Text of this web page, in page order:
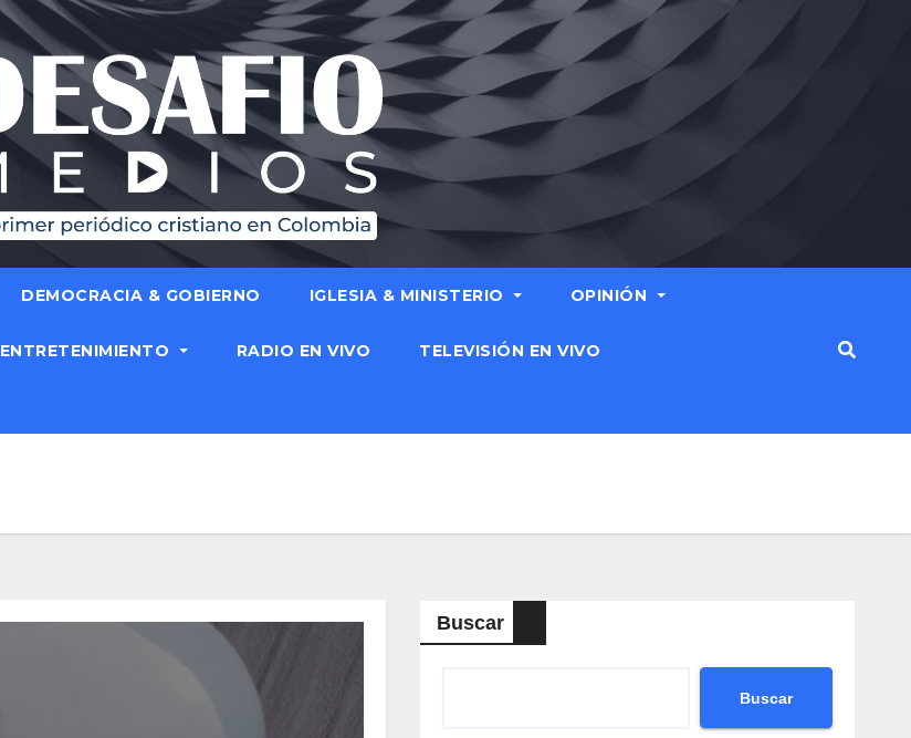
DEMOCRACIA & GOBIERNO IGLESIA & MINISTERIO OPINIÓN
ENTRETENIMIENTO RADIO EN VIVO TELEVISIÓN EN VIVO
Buscar
Buscar